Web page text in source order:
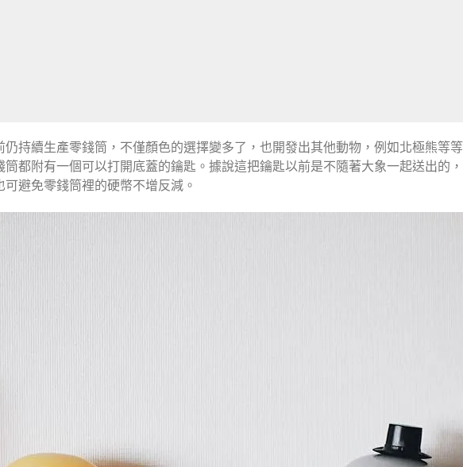
持續生產零錢筒，不僅顏色的選擇變多了，也開發出其他動物，例如北極熊等
都附有一個可以打開底蓋的鑰匙。據說這把鑰匙以前是不隨著大象一起送出的
避免零錢筒裡的硬幣不增反減。